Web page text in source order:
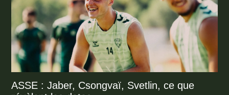
ASSE : Jaber, Csongvaï, Svetlin, ce que